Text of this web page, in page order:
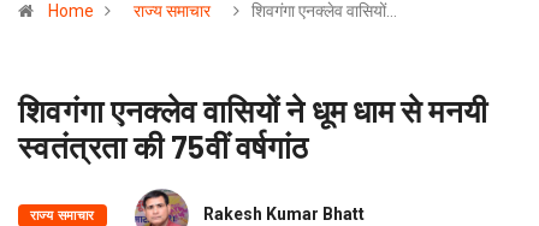
Home राज्य समाचार शिवगंगा एनक्लेव वासियों…
शिवगंगा एनक्लेव वासियों ने धूम धाम से मनयी
स्वतंत्रता की 75वीं वर्षगांठ
राज्य समाचार Rakesh Kumar Bhatt